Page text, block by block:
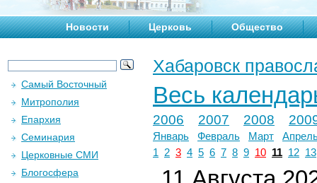
Новости Церковь Общество
Хабаровск
Весь
2006 2007 2008
Январь Февраль Март
1
2 3 4 5 6 7 8 9 10 11 12 13
Самый Восточный
Митрополия
Епархия
Семинария
Церковные СМИ
Блогосфера